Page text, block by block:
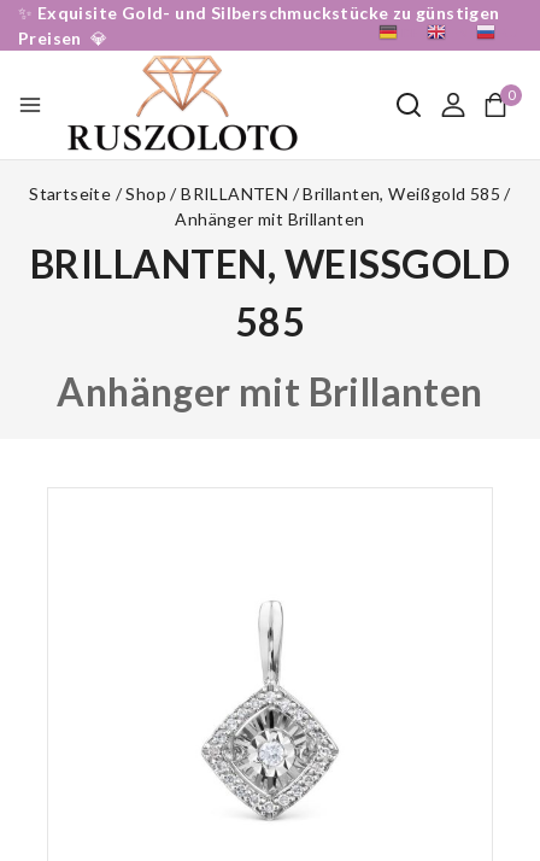
✨ Exquisite Gold- und Silberschmuckstücke zu günstigen
Preisen 💎
0
Startseite / Shop / BRILLANTEN / Brillanten, Weißgold 585 /
Anhänger mit Brillanten
BRILLANTEN, WEISSGOLD 5
85
Anhänger mit Brillanten